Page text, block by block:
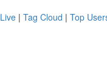
Live | Tag Cloud | Top